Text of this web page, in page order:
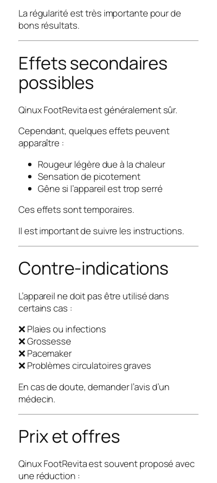
La régularité est très importante pour de
bons résultats.
Effets secondaires
possibles
Qinux FootRevita est généralement sûr.
Cependant, quelques effets peuvent
apparaître :
Rougeur légère due à la chaleur
Sensation de picotement
Gêne si l’appareil est trop serré
Ces effets sont temporaires.
Il est important de suivre les instructions.
Contre-indications
L’appareil ne doit pas être utilisé dans
certains cas :
❌ Plaies ou infections
❌ Grossesse
❌ Pacemaker
❌ Problèmes circulatoires graves
En cas de doute, demander l’avis d’un
médecin.
Prix et offres
Qinux FootRevita est souvent proposé avec
une réduction :